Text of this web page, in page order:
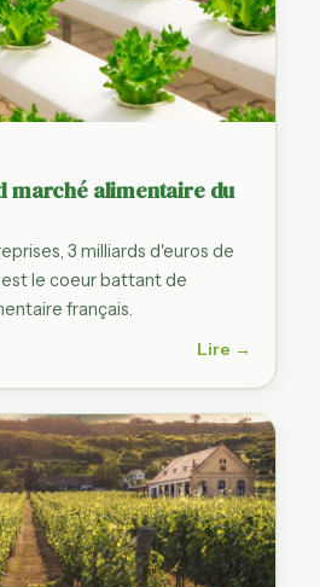
marché alimentaire du
3 milliards d'euros de
le coeur battant de
français.
Lire →